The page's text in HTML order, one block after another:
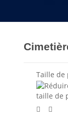
Taille de
taille de